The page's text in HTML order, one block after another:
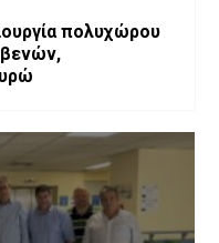
πολυχώρου